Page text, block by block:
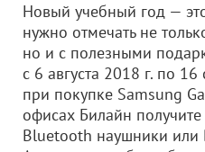
Новый учебный год —
нужно отмечать не
но и с полезными
с 6 августа 2018 г. по 16
при покупке Samsung
офисах Билайн
Bluetooth наушники или